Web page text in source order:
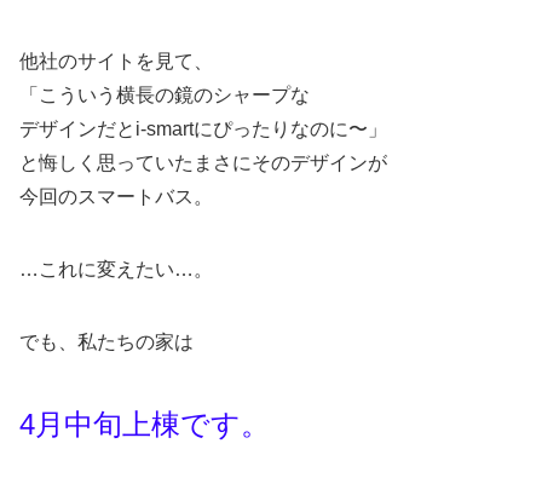
他社のサイトを見て、
「こういう横長の鏡のシャープな
デザインだとi-smartにぴったりなのに〜」
と悔しく思っていたまさにそのデザインが
今回のスマートバス。
…これに変えたい…。
でも、私たちの家は
4月中旬上棟です。